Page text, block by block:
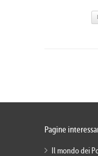
Pagine
Il mondo dei